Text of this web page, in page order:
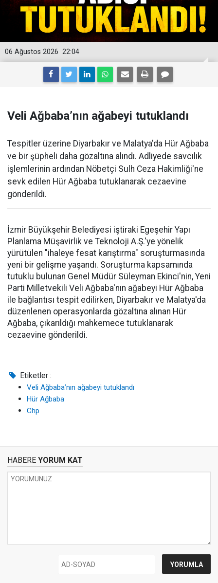
22:04
06 Ağustos 2026
Veli Ağbaba’nın ağabeyi tutuklandı
Tespitler üzerine Diyarbakır ve Malatya'da Hür Ağbaba
ve bir şüpheli daha gözaltına alındı. Adliyede savcılık
işlemlerinin ardından Nöbetçi Sulh Ceza Hakimliği'ne
sevk edilen Hür Ağbaba tutuklanarak cezaevine
gönderildi.
İzmir Büyükşehir Belediyesi iştiraki Egeşehir Yapı
Planlama Müşavirlik ve Teknoloji A.Ş.'ye yönelik
yürütülen "ihaleye fesat karıştırma" soruşturmasında
yeni bir gelişme yaşandı. Soruşturma kapsamında
tutuklu bulunan Genel Müdür Süleyman Ekinci'nin, Yeni
Parti Milletvekili Veli Ağbaba'nın ağabeyi Hür Ağbaba
ile bağlantısı tespit edilirken, Diyarbakır ve Malatya'da
düzenlenen operasyonlarda gözaltına alınan Hür
Ağbaba, çıkarıldığı mahkemece tutuklanarak
cezaevine gönderildi.
Etiketler :
Veli Ağbaba’nın ağabeyi tutuklandı
Hür Ağbaba
Chp
HABERE YORUM KAT